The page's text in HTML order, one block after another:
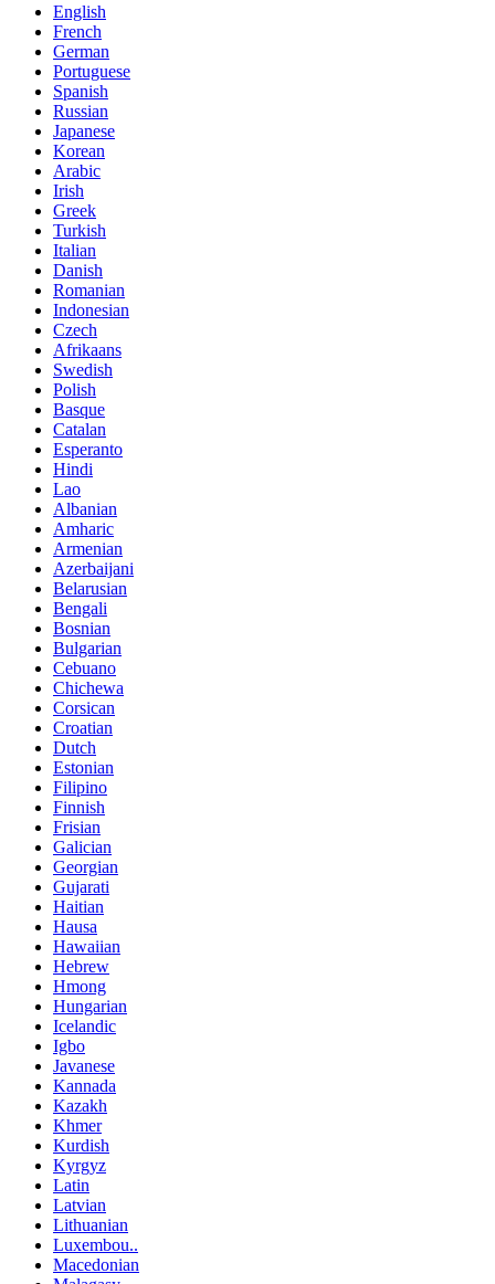
English
French
German
Portuguese
Spanish
Russian
Japanese
Korean
Arabic
Irish
Greek
Turkish
Italian
Danish
Romanian
Indonesian
Czech
Afrikaans
Swedish
Polish
Basque
Catalan
Esperanto
Hindi
Lao
Albanian
Amharic
Armenian
Azerbaijani
Belarusian
Bengali
Bosnian
Bulgarian
Cebuano
Chichewa
Corsican
Croatian
Dutch
Estonian
Filipino
Finnish
Frisian
Galician
Georgian
Gujarati
Haitian
Hausa
Hawaiian
Hebrew
Hmong
Hungarian
Icelandic
Igbo
Javanese
Kannada
Kazakh
Khmer
Kurdish
Kyrgyz
Latin
Latvian
Lithuanian
Luxembou..
Macedonian